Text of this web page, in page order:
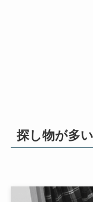
探し物が多い